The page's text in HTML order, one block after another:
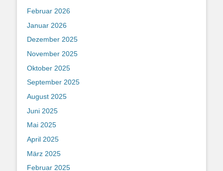
Februar 2026
Januar 2026
Dezember 2025
November 2025
Oktober 2025
September 2025
August 2025
Juni 2025
Mai 2025
April 2025
März 2025
Februar 2025